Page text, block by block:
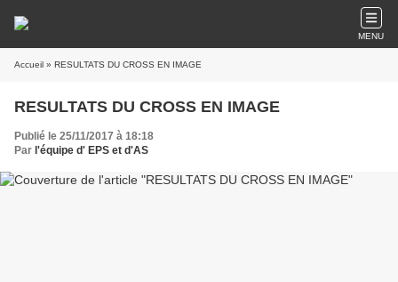
MENU
Accueil » RESULTATS DU CROSS EN IMAGE
RESULTATS DU CROSS EN IMAGE
Publié le 25/11/2017 à 18:18
Par l'équipe d' EPS et d'AS